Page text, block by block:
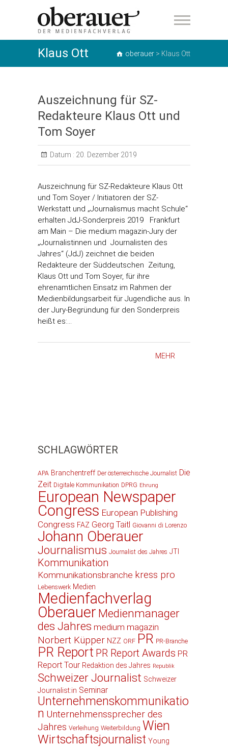
oberauer
Klaus Ott oberauer > Klaus Ott
Auszeichnung für SZ-
Redakteure Klaus Ott und
Tom Soyer
Datum : 20. Dezember 2019
Auszeichnung für SZ-Redakteure Klaus Ott
und Tom Soyer / Initiatoren der SZ-
Werkstatt und „Journalismus macht Schule“
erhalten JdJ-Sonderpreis 2019 Frankfurt
am Main – Die medium magazin-Jury der
„Journalistinnen und Journalisten des
Jahres“ (JdJ) zeichnet die beiden
Redakteure der Süddeutschen Zeitung,
Klaus Ott und Tom Soyer, für ihre
ehrenamtlichen Einsatz im Rahmen der
Medienbildungsarbeit für Jugendliche aus. In
der Jury-Begründung für den Sonderpreis
heißt es:…
MEHR
SCHLAGWÖRTER
APA Branchentreff Der österreichische Journalist Die
Zeit Digitale Kommunikation DPRG Ehrung
European Newspaper
Congress European Publishing
Congress FAZ Georg Taitl Giovanni di Lorenzo
Johann Oberauer
Journalismus Journalist des Jahres JTI
Kommunikation
Kommunikationsbranche kress pro
Lebenswerk Medien
Medienfachverlag
Oberauer Medienmanager
des Jahres medium magazin
Norbert Küpper NZZ ORF PR PR-Branche
PR Report PR Report Awards PR
Report Tour Redaktion des Jahres Republik
Schweizer Journalist Schweizer
Journalist:in Seminar
Unternehmenskommunikatio
n Unternehmenssprecher des
Jahres Verleihung Weiterbildung Wien
Wirtschaftsjournalist Young